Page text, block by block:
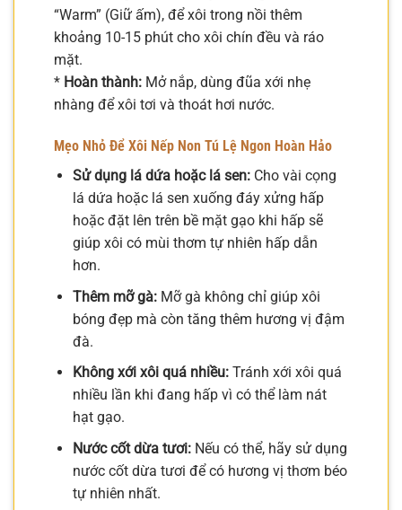
“Warm” (Giữ ấm), để xôi trong nồi thêm
khoảng 10-15 phút cho xôi chín đều và ráo
mặt.
* Hoàn thành: Mở nắp, dùng đũa xới nhẹ
nhàng để xôi tơi và thoát hơi nước.
Mẹo Nhỏ Để Xôi Nếp Non Tú Lệ Ngon Hoàn Hảo
Sử dụng lá dứa hoặc lá sen:Cho vài cọng
lá dứa hoặc lá sen xuống đáy xửng hấp
hoặc đặt lên trên bề mặt gạo khi hấp sẽ
giúp xôi có mùi thơm tự nhiên hấp dẫn
hơn.
Thêm mỡ gà:Mỡ gà không chỉ giúp xôi
bóng đẹp mà còn tăng thêm hương vị đậm
đà.
Không xới xôi quá nhiều:Tránh xới xôi quá
nhiều lần khi đang hấp vì có thể làm nát
hạt gạo.
Nước cốt dừa tươi:Nếu có thể, hãy sử dụng
nước cốt dừa tươi để có hương vị thơm béo
tự nhiên nhất.